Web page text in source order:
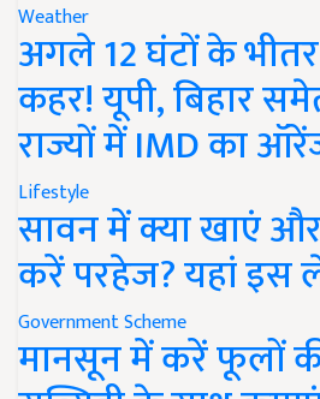
Weather
अगले 12 घंटों के
कहर! यूपी, बिहार
राज्यों में IMD का
Lifestyle
सावन में क्या खाएं
करें परहेज? यहां इस
Government Scheme
मानसून में करें फूलों